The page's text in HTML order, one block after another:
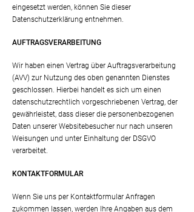
eingesetzt werden, können Sie dieser
Datenschutzerklärung entnehmen.
AUFTRAGSVERARBEITUNG
Wir haben einen Vertrag über Auftragsverarbeitung
(AVV) zur Nutzung des oben genannten Dienstes
geschlossen. Hierbei handelt es sich um einen
datenschutzrechtlich vorgeschriebenen Vertrag, der
gewährleistet, dass dieser die personenbezogenen
Daten unserer Websitebesucher nur nach unseren
Weisungen und unter Einhaltung der DSGVO
verarbeitet.
KONTAKTFORMULAR
Wenn Sie uns per Kontaktformular Anfragen
zukommen lassen, werden Ihre Angaben aus dem